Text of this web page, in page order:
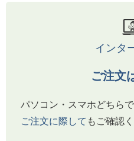
インタ
ご注文
パソコン・スマホどちら
ご注文に際して もご確認